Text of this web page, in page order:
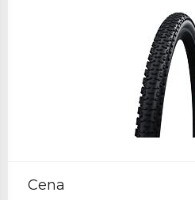
Cena